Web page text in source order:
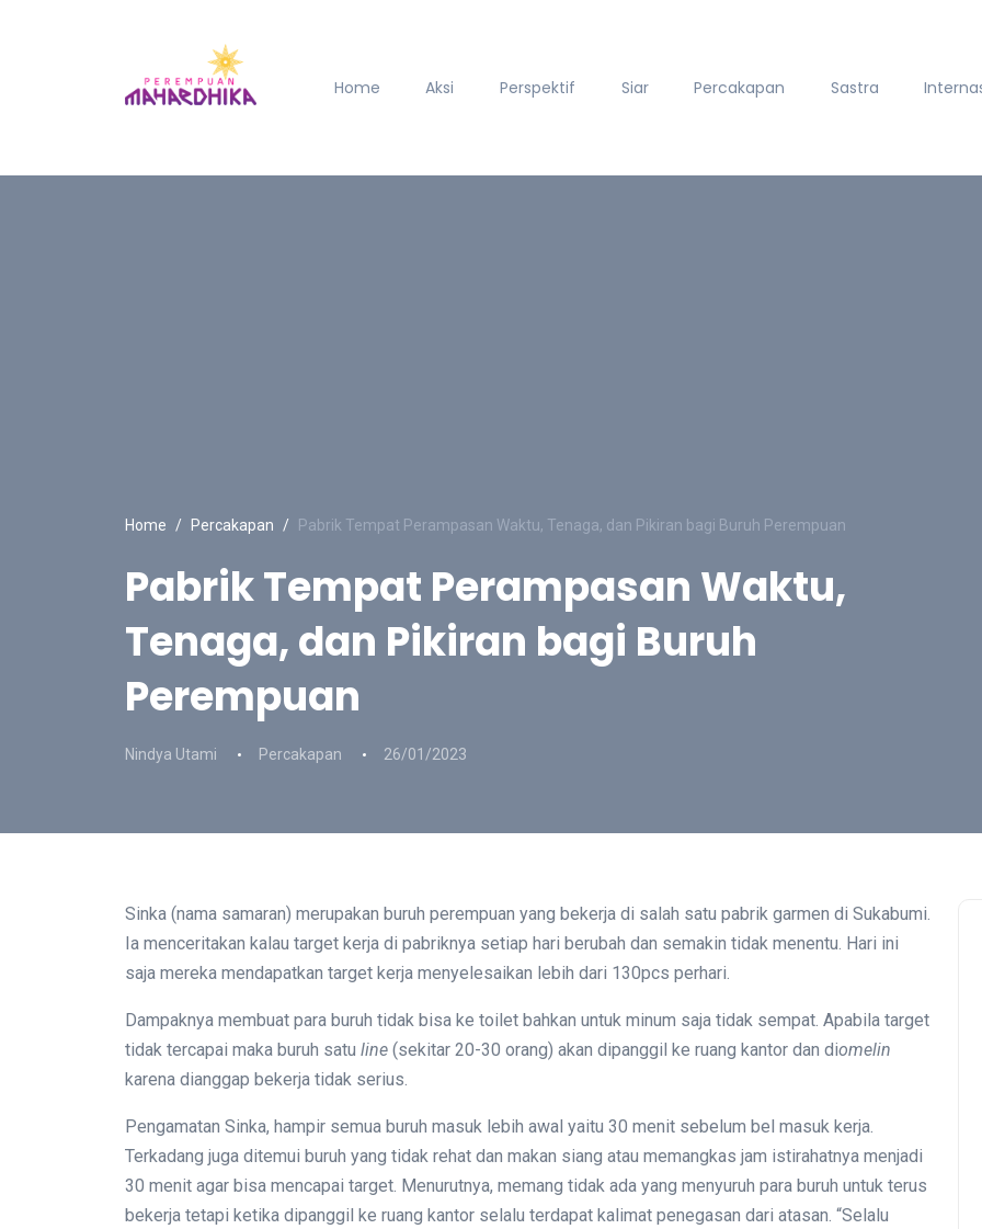
Home Aksi Perspektif Siar Percakapan Sastra
Home Percakapan Pabrik Tempat Perampasan Waktu, Tenaga, dan Pikiran bagi Buruh Perempuan
Pabrik Tempat Perampasan Waktu,
Tenaga, dan Pikiran bagi Buruh
Perempuan
Nindya Utami Percakapan 26/01/2023
Sinka (nama samaran) merupakan buruh perempuan yang bekerja di salah satu pabrik garmen di Sukabumi.
Ia menceritakan kalau target kerja di pabriknya setiap hari berubah dan semakin tidak menentu. Hari ini
saja mereka mendapatkan target kerja menyelesaikan lebih dari 130pcs perhari.
Dampaknya membuat para buruh tidak bisa ke toilet bahkan untuk minum saja tidak sempat. Apabila target
tidak tercapai maka buruh satu line (sekitar 20-30 orang) akan dipanggil ke ruang kantor dan diomelin
karena dianggap bekerja tidak serius.
Pengamatan Sinka, hampir semua buruh masuk lebih awal yaitu 30 menit sebelum bel masuk kerja.
Terkadang juga ditemui buruh yang tidak rehat dan makan siang atau memangkas jam istirahatnya menjadi
30 menit agar bisa mencapai target. Menurutnya, memang tidak ada yang menyuruh para buruh untuk terus
bekerja tetapi ketika dipanggil ke ruang kantor selalu terdapat kalimat penegasan dari atasan. “Selalu